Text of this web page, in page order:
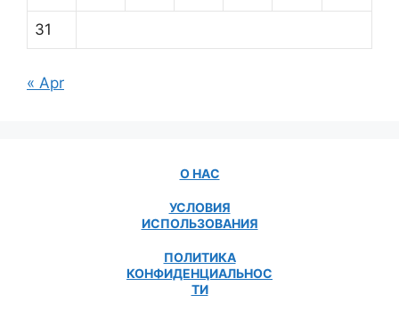
31
« Apr
О НАС
УСЛОВИЯ
ИСПОЛЬЗОВАНИЯ
ПОЛИТИКА
КОНФИДЕНЦИАЛЬНОС
ТИ